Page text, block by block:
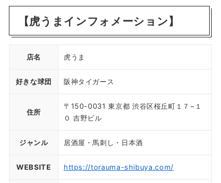
【虎うまインフォメーション】
店名 虎うま
好きな球団 阪神タイガース
住所
〒150-0031 東京都 渋谷区桜丘町１７−１
０ 吉野ビル
ジャンル 居酒屋・馬刺し・日本酒
WEBSITE https://torauma-shibuya.com/